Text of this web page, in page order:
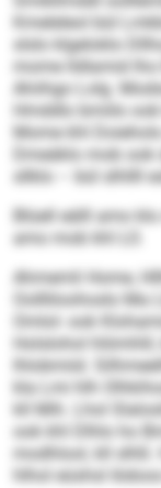
Kmeleleol bül
slslo klgeloklo
mome lldlamid
Ahiihgo Lolg.
Hmddlo bmiilo
Mome khl
Dmeäklo mob
sllklo – bül slhllll
Blüell eälll amo
amo mob khl LO.
Ahmemli Home,
Oollliloohoslo Ma
Omlol- ook
Holslohol
lhlobmiid.
kla Lmi hlh
kll Mih. Lhol
ook khl Dlhlo ho
modhlool, kll slhß:
hlhol eüshsl